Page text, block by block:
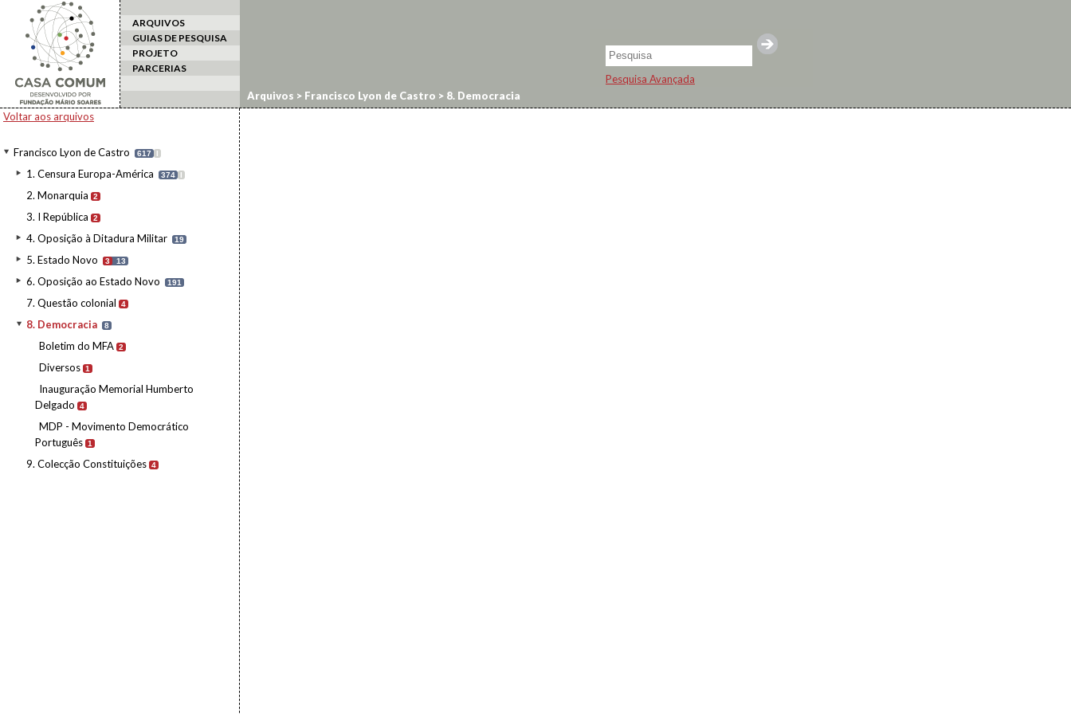
ARQUIVOS
GUIAS DE PESQUISA
PROJETO
PARCERIAS
Pesquisa Avançada
Voltar aos arquivos
Francisco Lyon de Castro 617 I
1. Censura Europa-América 374 I
2. Monarquia 2
3. I República 2
4. Oposição à Ditadura Militar 19
5. Estado Novo 3 13
6. Oposição ao Estado Novo 191
7. Questão colonial 4
8. Democracia 8
Boletim do MFA 2
Diversos 1
Inauguração Memorial Humberto
Delgado
4
MDP - Movimento Democrático
Português 1
9. Colecção Constituições 4
Arquivos > Francisco Lyon de Castro > 8. Democracia